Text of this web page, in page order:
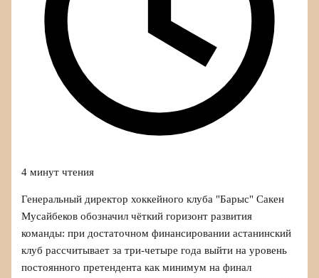
4 минут чтения
Генеральный директор хоккейного клуба "Барыс" Сакен
Мусайбеков обозначил чёткий горизонт развития
команды: при достаточном финансировании астанинский
клуб рассчитывает за три‑четыре года выйти на уровень
постоянного претендента как минимум на финал